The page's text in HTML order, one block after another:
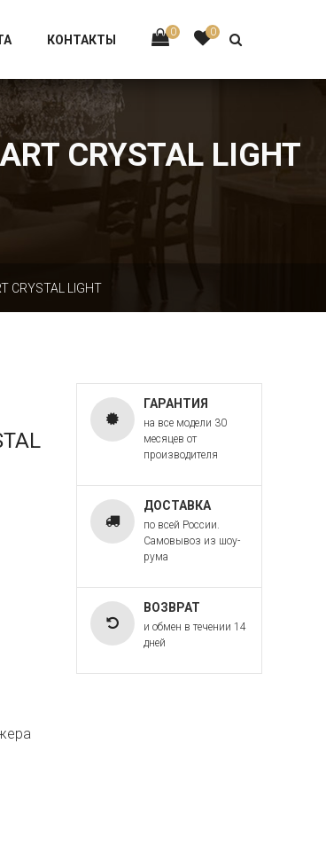
0 0
КОНТАКТЫ
CRYSTAL LIGHT
LIGHT
ГАРАНТИЯ
на все модели 30
месяцев от
производителя
ДОСТАВКА
по всей России.
Самовывоз из шоу-
рума
ВОЗВРАТ
и обмен в течении 14
дней